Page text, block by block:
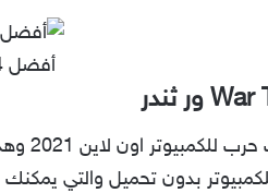
أفضل 4 ألعاب حرب للكمبيوتر اون لاين 2021
بدون تحميل والتي يمكنك